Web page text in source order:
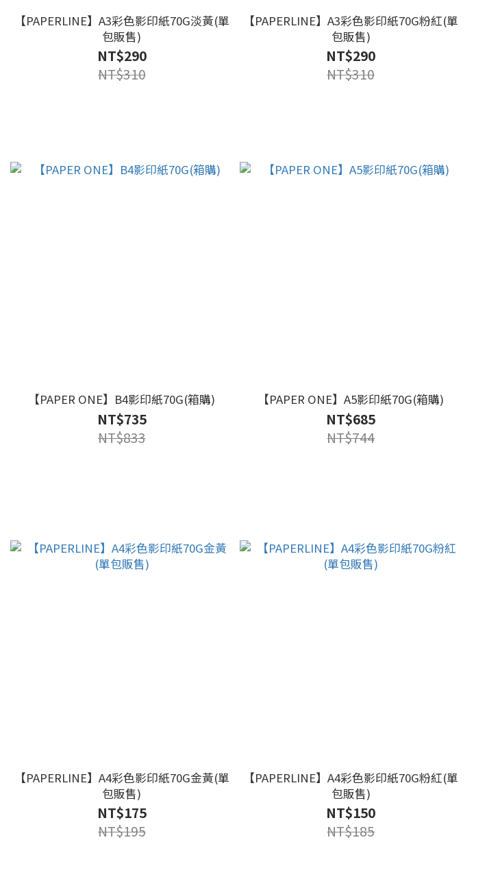
【PAPERLINE】A3彩色影印紙70G淡黃(單
包販售)
NT$290
NT$310
【PAPERLINE】A3彩色影印紙70G粉紅(單
包販售)
NT$290
NT$310
【PAPER ONE】B4影印紙70G(箱購)
NT$735
NT$833
【PAPER ONE】A5影印紙70G(箱購)
NT$685
NT$744
【PAPERLINE】A4彩色影印紙70G金黃(單
包販售)
NT$175
NT$195
【PAPERLINE】A4彩色影印紙70G粉紅(單
包販售)
NT$150
NT$185